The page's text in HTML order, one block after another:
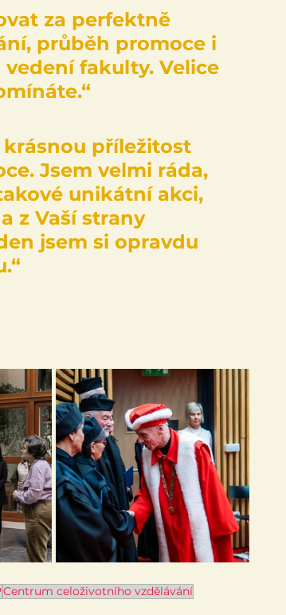
za perfektně
průběh promoce i
fakulty. Velice
krásnou příležitost
Jsem velmi ráda,
unikátní akci,
z Vaší strany
jsem si opravdu
Centrum celoživotního vzdělávání